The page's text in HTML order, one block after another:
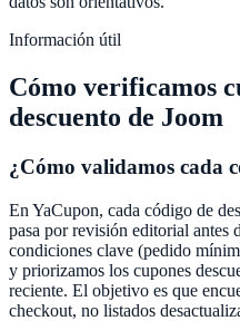
Información útil
Cómo verificamos
descuento de Joom
¿Cómo validamos cada
En YaCupon, cada código de
pasa por revisión editorial antes
condiciones clave (pedido
y priorizamos los cupones
reciente. El objetivo es que
checkout, no listados